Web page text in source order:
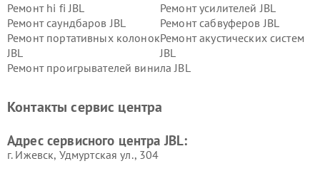
Ремонт hi fi JBL
Ремонт усилителей JBL
Ремонт саундбаров JBL
Ремонт сабвуферов JBL
Ремонт портативных колонок
JBL
Ремонт акустических систем
JBL
Ремонт проигрывателей винила JBL
Контакты сервис центра
Адрес сервисного центра JBL:
г. Ижевск, Удмуртская ул., 304